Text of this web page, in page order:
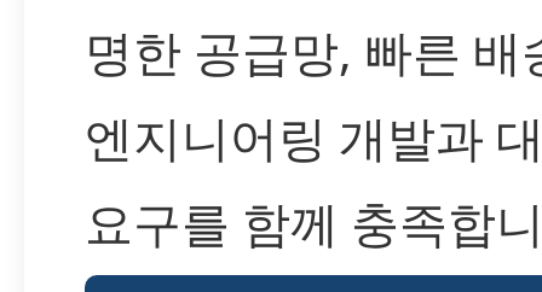
명한 공급망, 빠른 배
엔지니어링 개발과
요구를 함께 충족합